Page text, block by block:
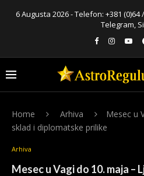
6 Augusta 2026 - Telefon: +381 (0)64
Telegram,
Home Arhiva
Mesec u
sklad i diplomatske prilike
Arhiva
Mesec u Vagi do 10. maja –